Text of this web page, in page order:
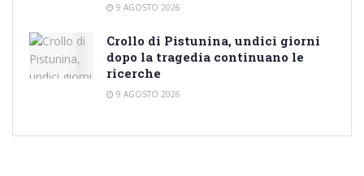
9 AGOSTO 2026
Crollo di Pistunina, undici giorni
dopo la tragedia continuano le
ricerche
9 AGOSTO 2026